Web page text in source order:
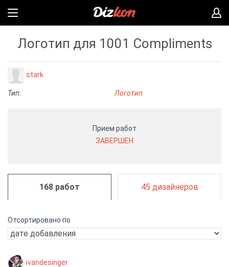
Логотип для 1001 Compliments
stark
Тип: Логотип
Прием работ
ЗАВЕРШЕН
168 работ 45 дизайнеров
Отсортировано по
ivandesinger